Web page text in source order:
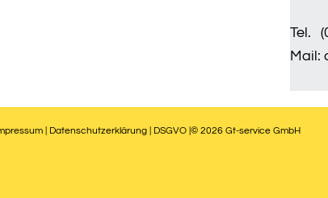
Tel.
Mail:
| Datenschutzerklärung| DSGVO © 2026 Gt-service GmbH